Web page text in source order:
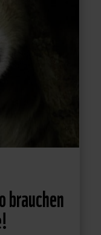
brauchen